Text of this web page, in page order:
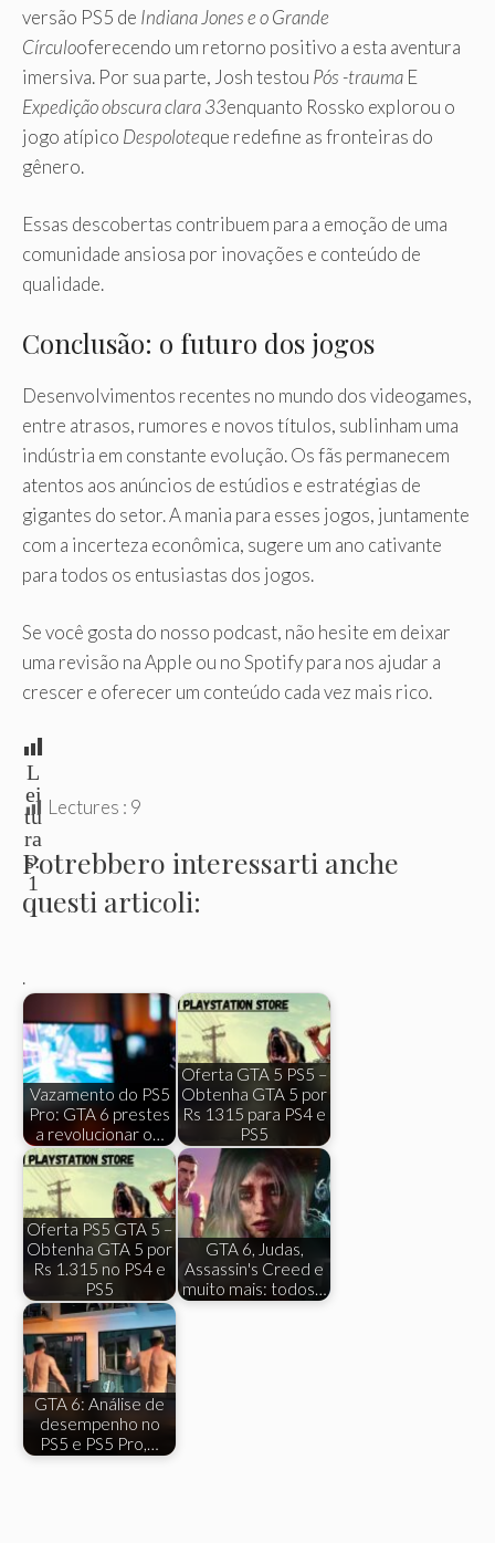
versão PS5 de Indiana Jones e o Grande
Círculooferecendo um retorno positivo a esta aventura
imersiva. Por sua parte, Josh testou Pós -trauma E
Expedição obscura clara 33enquanto Rossko explorou o
jogo atípico Despoloteque redefine as fronteiras do
gênero.
Essas descobertas contribuem para a emoção de uma
comunidade ansiosa por inovações e conteúdo de
qualidade.
Conclusão: o futuro dos jogos
Desenvolvimentos recentes no mundo dos videogames,
entre atrasos, rumores e novos títulos, sublinham uma
indústria em constante evolução. Os fãs permanecem
atentos aos anúncios de estúdios e estratégias de
gigantes do setor. A mania para esses jogos, juntamente
com a incerteza econômica, sugere um ano cativante
para todos os entusiastas dos jogos.
Se você gosta do nosso podcast, não hesite em deixar
uma revisão na Apple ou no Spotify para nos ajudar a
crescer e oferecer um conteúdo cada vez mais rico.
L
ei
tu
ra
s:
1
Lectures : 9
Potrebbero interessarti anche
questi articoli:
.
Vazamento do PS5
Pro: GTA 6 prestes
a revolucionar o…
Oferta GTA 5 PS5 –
Obtenha GTA 5 por
Rs 1315 para PS4 e
PS5
Oferta PS5 GTA 5 –
Obtenha GTA 5 por
Rs 1.315 no PS4 e
PS5
GTA 6, Judas,
Assassin's Creed e
muito mais: todos…
GTA 6: Análise de
desempenho no
PS5 e PS5 Pro,…